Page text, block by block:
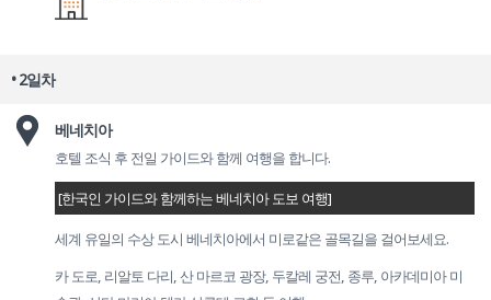
• 2일차
베네치아
호텔 조식 후 전일 가이드와 함께 여행을 합니다.
[한국인 가이드와 함께하는 베네치아 도보 여행]
세계 유일의 수상 도시 베네치아에서 미로같은 골목길을 걸어보세요.
카 도로, 리알토 다리, 산 마르코 광장, 두칼레 궁전, 종루, 아카데미아 미